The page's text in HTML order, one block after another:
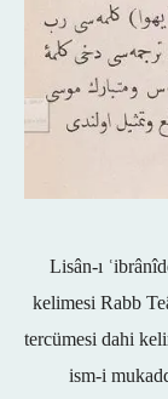
Lisân-ı
kelimesi Rabb
tercümesi dahi
ism-i